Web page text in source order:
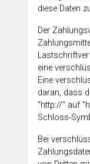
diese Daten
Der
eine
Eine
daran, dass
"http://" auf
Schloss-
Bei